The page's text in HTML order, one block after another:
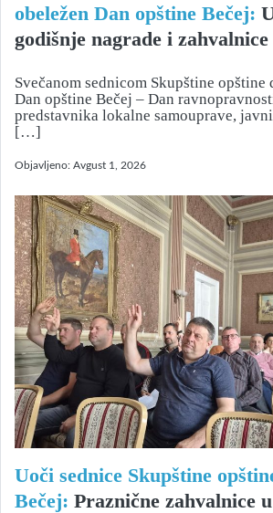
obeležen Dan opštine Bečej:
godišnje nagrade i zahvalnice
Svečanom sednicom Skupštine opštine
Dan opštine Bečej – Dan
predstavnika lokalne samouprave,
[…]
Objavljeno: Avgust 1, 2026
Uoči sednice Skupštine
Bečej: Praznične zahvalnice